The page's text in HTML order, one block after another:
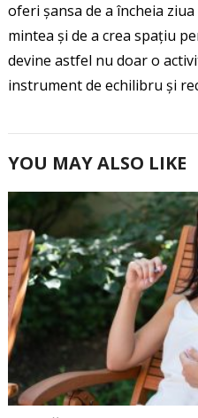
oferi șansa de a încheia
mintea și de a crea spațiu
devine astfel nu doar o
instrument de echilibru și
YOU MAY ALSO LIKE